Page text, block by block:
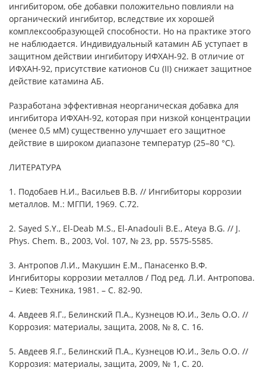
ингибитором, обе добавки положительно повлияли на
органический ингибитор, вследствие их хорошей
комплексообразующей способности. Но на практике этого
не наблюдается. Индивидуальный катамин АБ уступает в
защитном действии ингибитору ИФХАН-92. В отличие от
ИФХАН-92, присутствие катионов Cu (II) снижает защитное
действие катамина АБ.
Разработана эффективная неорганическая добавка для
ингибитора ИФХАН-92, которая при низкой концентрации
(менее 0,5 мМ) существенно улучшает его защитное
действие в широком диапазоне температур (25–80 °С).
ЛИТЕРАТУРА
1. Подобаев Н.И., Васильев В.В. // Ингибиторы коррозии
металлов. М.: МГПИ, 1969. С.72.
2. Sayed S.Y., El-Deab M.S., El-Anadouli B.E., Ateya B.G. // J.
Phys. Chem. B., 2003, Vol. 107, № 23, pp. 5575-5585.
3. Антропов Л.И., Макушин Е.М., Панасенко В.Ф.
Ингибиторы коррозии металлов / Под ред. Л.И. Антропова.
– Киев: Техника, 1981. – С. 82-90.
4. Авдеев Я.Г., Белинский П.А., Кузнецов Ю.И., Зель О.О. //
Коррозия: материалы, защита, 2008, № 8, С. 16.
5. Авдеев Я.Г., Белинский П.А., Кузнецов Ю.И., Зель О.О. //
Коррозия: материалы, защита, 2009, № 1, С. 20.